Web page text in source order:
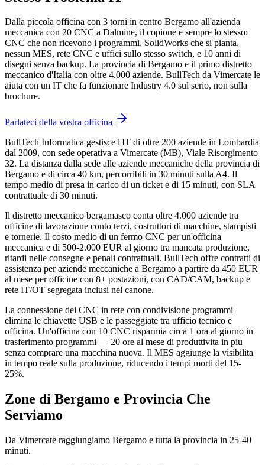
Dalla piccola officina con 3 torni in centro Bergamo all'azienda
meccanica con 20 CNC a Dalmine, il copione e sempre lo stesso:
CNC che non ricevono i programmi, SolidWorks che si pianta,
nessun MES, rete CNC e uffici sullo stesso switch, e 10 anni di
disegni senza backup. La provincia di Bergamo e il primo distretto
meccanico d'Italia con oltre 4.000 aziende. BullTech da Vimercate le
aiuta con un IT che fa funzionare Industry 4.0 sul serio, non sulla
brochure.
Parlateci della vostra officina
BullTech Informatica gestisce l'IT di oltre 200 aziende in Lombardia
dal 2009, con sede operativa a Vimercate (MB), Viale Risorgimento
32. La distanza dalla sede alle aziende meccaniche della provincia di
Bergamo e di circa 40 km, percorribili in 30 minuti sulla A4. Il
tempo medio di presa in carico di un ticket e di 15 minuti, con SLA
contrattuale di 30 minuti.
Il distretto meccanico bergamasco conta oltre 4.000 aziende tra
officine di lavorazione conto terzi, costruttori di macchine, stampisti
e tornerie. Il costo medio di un fermo CNC per un'officina
meccanica e di 500-2.000 EUR al giorno tra mancata produzione,
ritardi nelle consegne e penali contrattuali. BullTech offre contratti di
assistenza per aziende meccaniche a Bergamo a partire da 450 EUR
al mese per officine con 8+ postazioni, con CAD/CAM, backup e
rete IT/OT segregata inclusi nel canone.
La connessione dei CNC in rete con condivisione programmi
elimina le chiavette USB e le passeggiate tra ufficio tecnico e
officina. Un'officina con 10 CNC risparmia circa 1 ora al giorno in
trasferimento programmi — 20 ore al mese di produttivita in piu
senza comprare una macchina nuova. Il MES aggiunge la visibilita
in tempo reale sulla produzione, riducendo i tempi morti del 15-
25%.
Zone di Bergamo e Provincia Che
Serviamo
Da Vimercate raggiungiamo Bergamo e tutta la provincia in 25-40
minuti.